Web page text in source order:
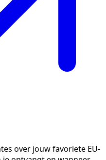
over jouw favoriete EU-